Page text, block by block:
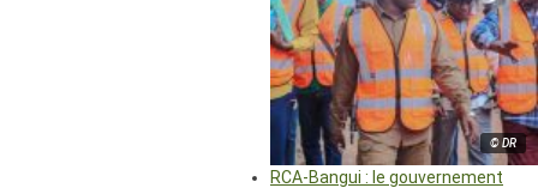
© DR
RCA-Bangui : le gouvernement